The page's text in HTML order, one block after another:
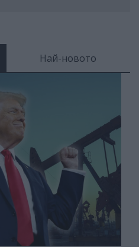
Най-новото